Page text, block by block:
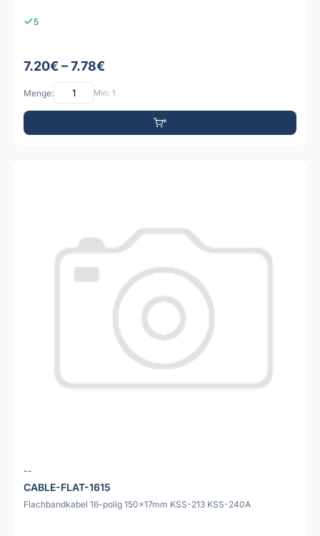
5
7.20€ – 7.78€
Menge: Min: 1
--
CABLE-FLAT-1615
Flachbandkabel 16-polig 150x17mm KSS-213 KSS-240A